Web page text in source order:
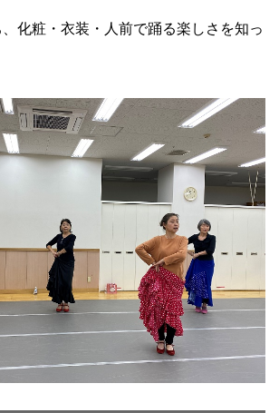
化粧・衣装・人前で踊る楽しさを知っ